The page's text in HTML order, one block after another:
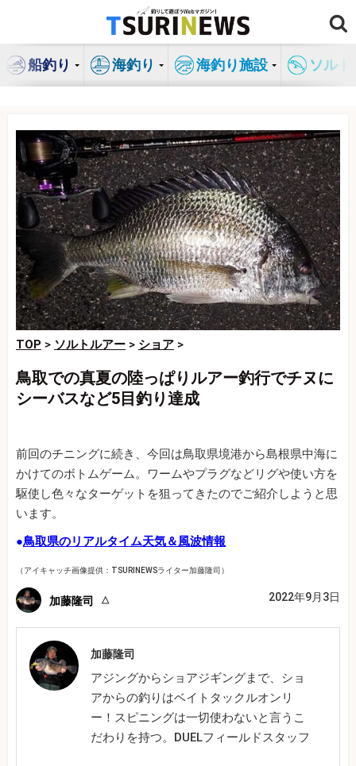
ン
船釣り 海釣り 海釣り施設 ソル
TOP > ソルトルアー > ショア >
鳥取での真夏の陸っぱりルアー釣行でチヌに
シーバスなど5目釣り達成
前回のチニングに続き、今回は鳥取県境港から島根県中海に
かけてのボトムゲーム。ワームやプラグなどリグや使い方を
駆使し色々なターゲットを狙ってきたのでご紹介しようと思
います。
●鳥取県のリアルタイム天気＆風波情報
（アイキャッチ画像提供：TSURINEWSライター加藤隆司）
加藤隆司 2022年9月3日
加藤隆司
アジングからショアジギングまで、ショ
アからの釣りはベイトタックルオンリ
ー！スピニングは一切使わないと言うこ
だわりを持つ。DUELフィールドスタッフ